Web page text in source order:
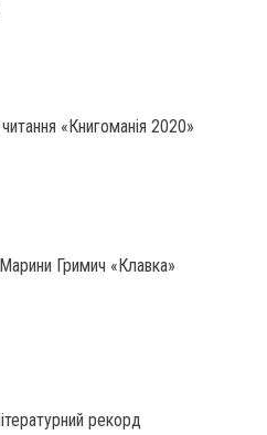
«Книгоманія 2020»
Гримич «Клавка»
рекорд